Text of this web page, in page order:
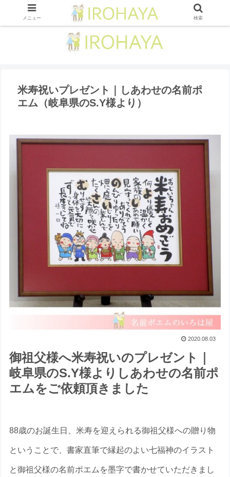
米寿祝いプレゼント｜しあわせの名前ポ
エム（岐阜県のS.Y様より ）
2020.08.03
御祖父様へ米寿祝いのプレゼント｜
岐阜県のS.Y様よりしあわせの名前ポ
エムをご依頼頂きました
88歳のお誕生日、米寿を迎えられる御祖父様への贈り物
ということで、書家直筆で縁起のよい七福神のイラスト
と御祖父様の名前ポエムを墨字で書かせていただきまし
メニュー 検索